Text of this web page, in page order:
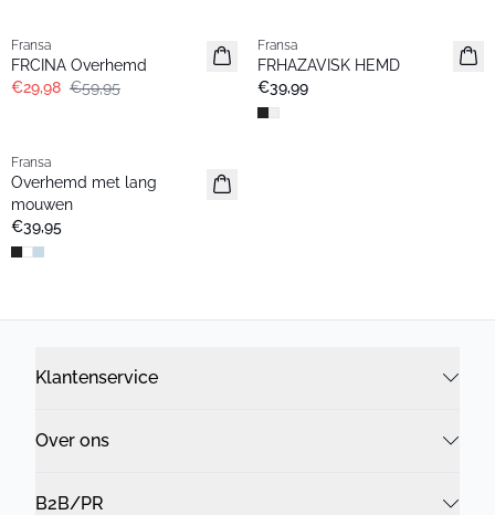
Fransa
FRCINA Overhemd
€29,98 €59,95
Fransa
FRHAZAVISK HEMD
€39,99
Basic
Fransa
Overhemd met lang
mouwen
€39,95
Klantenservice
Over ons
B2B/PR